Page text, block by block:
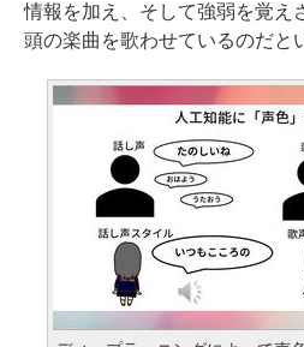
情報を加え、そして強弱を覚え
頭の楽曲を歌わせているのだと